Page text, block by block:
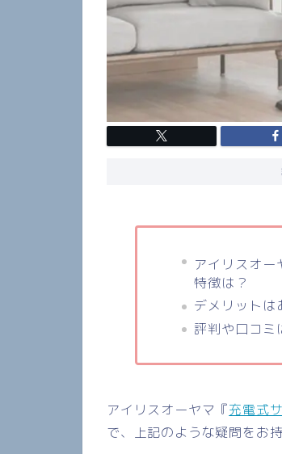
アイリスオー
特徴は？
デメリットは
評判や口コミ
アイリスオーヤマ『充電式
で、上記のような疑問をお